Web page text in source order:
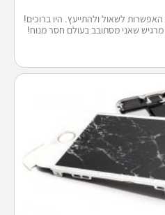
לשאול ולהתייעץ. היו ברוכים!
ולאחרונה אני מרגיש שאני מסתובב בעולם חסר מנוח!